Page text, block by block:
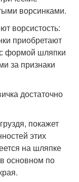
ворсинками.
ворсистость:
приобретают
формой шляпки
за признаки
достаточно
покажет
этих
на шляпке
основном по